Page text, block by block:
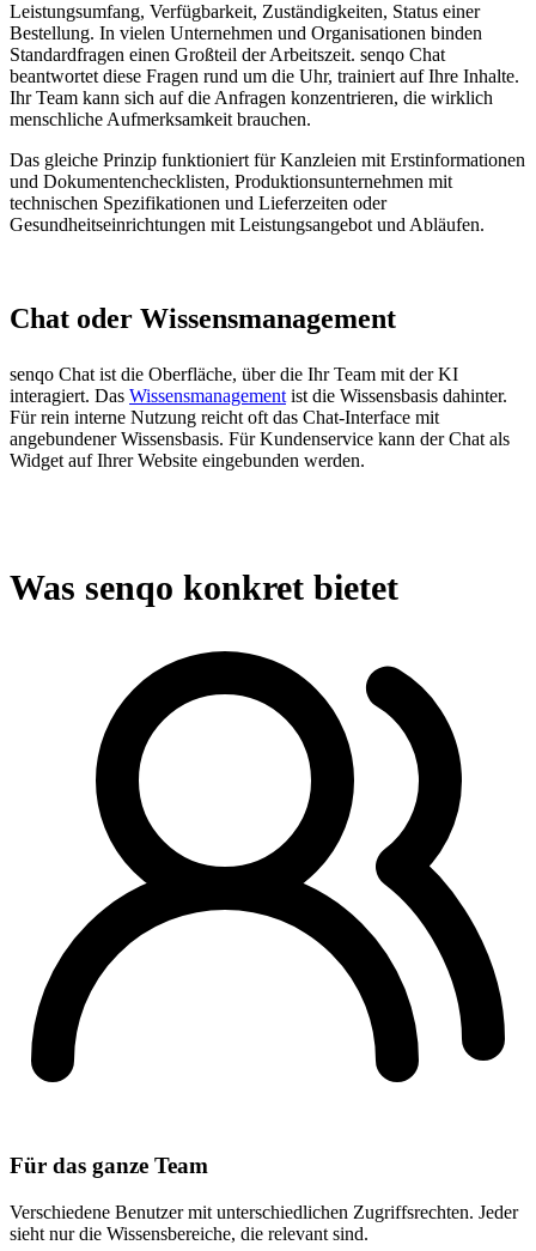
Leistungsumfang, Verfügbarkeit, Zuständigkeiten, Status einer
Bestellung. In vielen Unternehmen und Organisationen binden
Standardfragen einen Großteil der Arbeitszeit. senqo Chat
beantwortet diese Fragen rund um die Uhr, trainiert auf Ihre Inhalte.
Ihr Team kann sich auf die Anfragen konzentrieren, die wirklich
menschliche Aufmerksamkeit brauchen.
Das gleiche Prinzip funktioniert für Kanzleien mit Erstinformationen
und Dokumentenchecklisten, Produktionsunternehmen mit
technischen Spezifikationen und Lieferzeiten oder
Gesundheitseinrichtungen mit Leistungsangebot und Abläufen.
Chat oder Wissensmanagement
senqo Chat ist die Oberfläche, über die Ihr Team mit der KI
interagiert. Das Wissensmanagement ist die Wissensbasis dahinter.
Für rein interne Nutzung reicht oft das Chat-Interface mit
angebundener Wissensbasis. Für Kundenservice kann der Chat als
Widget auf Ihrer Website eingebunden werden.
Was senqo konkret bietet
Für das ganze Team
Verschiedene Benutzer mit unterschiedlichen Zugriffsrechten. Jeder
sieht nur die Wissensbereiche, die relevant sind.